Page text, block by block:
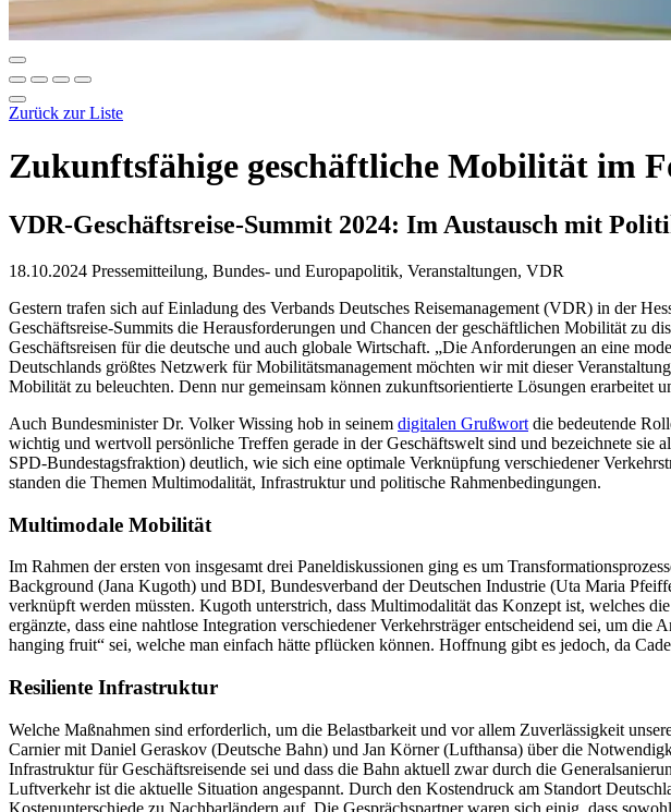
Zurück zur Liste
Zukunftsfähige geschäftliche Mobilität im
VDR-Geschäftsreise-Summit 2024: Im Austausch mit
18.10.2024 Pressemitteilung, Bundes- und Europapolitik, Veranstaltungen, VDR
Gestern trafen sich auf Einladung des Verbands Deutsches Reisemanagement (VDR) in der
Geschäftsreise-Summits die Herausforderungen und Chancen der geschäftlichen Mobilität zu
Geschäftsreisen für die deutsche und auch globale Wirtschaft. „Die Anforderungen an eine
Deutschlands größtes Netzwerk für Mobilitätsmanagement möchten wir mit dieser
Mobilität zu beleuchten. Denn nur gemeinsam können zukunftsorientierte Lösungen erarbeitet
Auch Bundesminister Dr. Volker Wissing hob in seinem digitalen Grußwort die bedeutende
wichtig und wertvoll persönliche Treffen gerade in der Geschäftswelt sind und bezeichnete sie
SPD-Bundestagsfraktion) deutlich, wie sich eine optimale Verknüpfung verschiedener
standen die Themen Multimodalität, Infrastruktur und politische Rahmenbedingungen.
Multimodale Mobilität
Im Rahmen der ersten von insgesamt drei Paneldiskussionen ging es um
Background (Jana Kugoth) und BDI, Bundesverband der Deutschen Industrie (Uta Maria
verknüpft werden müssten. Kugoth unterstrich, dass Multimodalität das Konzept ist, welches
ergänzte, dass eine nahtlose Integration verschiedener Verkehrsträger entscheidend sei, um
hanging fruit“ sei, welche man einfach hätte pflücken können. Hoffnung gibt es jedoch, da
Resiliente Infrastruktur
Welche Maßnahmen sind erforderlich, um die Belastbarkeit und vor allem Zuverlässigkeit
Carnier mit Daniel Geraskov (Deutsche Bahn) und Jan Körner (Lufthansa) über die
Infrastruktur für Geschäftsreisende sei und dass die Bahn aktuell zwar durch die
Luftverkehr ist die aktuelle Situation angespannt. Durch den Kostendruck am Standort
Kostenunterschiede zu Nachbarländern auf. Die Gesprächspartner waren sich einig, dass